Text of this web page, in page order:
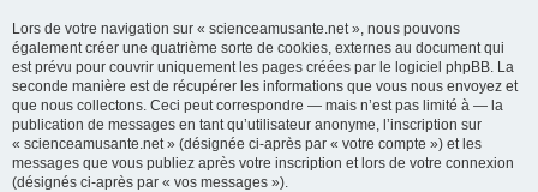
Lors de votre navigation sur « scienceamusante.net », nous pouvons
également créer une quatrième sorte de cookies, externes au document qui
est prévu pour couvrir uniquement les pages créées par le logiciel phpBB. La
seconde manière est de récupérer les informations que vous nous envoyez et
que nous collectons. Ceci peut correspondre — mais n’est pas limité à — la
publication de messages en tant qu’utilisateur anonyme, l’inscription sur
« scienceamusante.net » (désignée ci-après par « votre compte ») et les
messages que vous publiez après votre inscription et lors de votre connexion
(désignés ci-après par « vos messages »).